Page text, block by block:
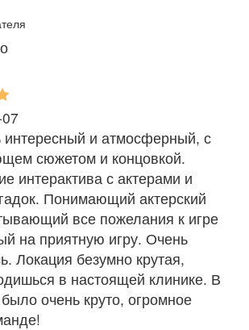
интересный и атмосферный, с
сюжетом и концовкой.
интерактива с актерами и
Понимающий актерский
все пожелания к игре
на приятную игру. Очень
Локация безумно крутая,
в настоящей клинике. В
очень круто, огромное